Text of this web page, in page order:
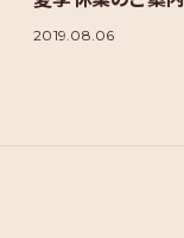
2019.08.06